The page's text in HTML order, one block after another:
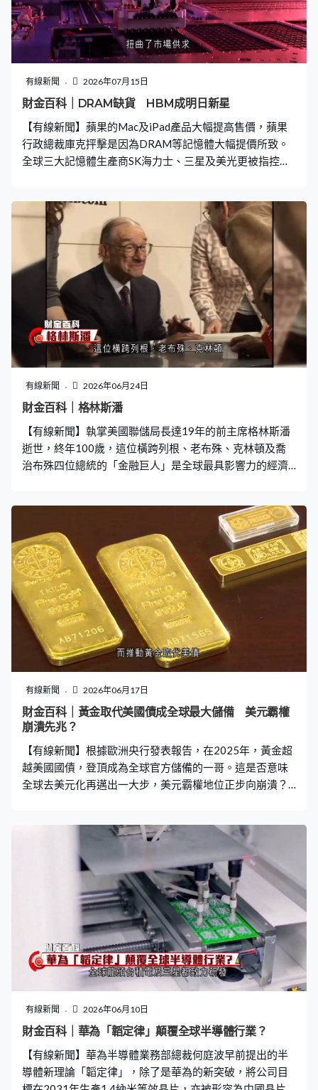
如何清減按揭抵押證券，避免推高按息，對樓市及美國家
庭造成衝擊。而斯坦是貨幣政策傳導機制與金融監管的專
家，曾任聯儲局理事的他應可在研究透過其他政策工具例
如逆回購、常設回購便利，減低縮表對市場資金流動性帶
來的影響。 至於印度央行前行長拉詹近年一直抨擊央行的
長期低息及QE政策，導致銀行過度依賴央行援助，相信他
會協助沃什重新界定銀行體系，合理充裕的準備金，強化
銀行防禦金融危機的能力。
有線新聞 2026年07月15日
財金百科｜DRAM缺貨 HBM成明日新星
【有線新聞】蘋果的Mac及iPad產品大幅提高售價，蘋果
行政總裁庫克抨擊是因為DRAM等記憶體大幅提價所致。
全球三大記憶體生產商SK海力士、三星及美光更被指控合
扭曲了市場供求。 其實三大晶片商已經將記憶體的發展，
由供應DRAM給予手機等傳統電子產品，轉向更高級用作
AI運算、毛利更高的高頻寬記憶體HBM。GPU等AI晶片運
算大舉提速，而儲存數據的記憶體，亦需要跟上配合，提
升存取速度，令HBM可望爆發式擴張。 目前HBM市場由
南韓的SK海力士、三星以及美國的美光、三足鼎立，壟斷
超過九成半市場。當中以SK海力士為領導者，據市場統
計，市佔率約50%至62%，不過論成長速度就以美光最
佳。 而下半年HBM發展將由HBM3逐步普及到量產
HBM4，業界分析今年HBM4的戰略布局，三星會進取擴
張，策略上在於搶占市場佔有率。而佔絕對領導地位的SK
海力士未必會盲目跟隨擴張，核心策略以改善毛利為優
先。至於美光的核心策略就以配合客戶需求，以客製化穩
定客源為主。市場估計今年全球HBM的銷售會大增約7
成，去到540
有線新聞 2026年06月24日
財金百科｜格林斯潘
【有線新聞】執掌美國聯儲局長達19年的前主席格林斯潘
逝世，終年100歲，這位橫跨列根、老布殊、克林頓及喬
治布殊四位總統的「金融巨人」是全球最具影響力的經濟
遇上「黑色星期一」大股災，當時道指單日大瀉超過
22%，危機下，格林斯潘果斷出手，宣布向市場保證釋放
流動性，透過買債、回購協議等方式穩定金融體系。股市
隨後急劇反彈，因而被冠以「大師」稱號。 他任內先後經
歷1997年亞洲金融危機、1998年俄羅斯債務違約、2000
年科網泡沫爆破及911恐怖襲擊等重大事件。這19年的救
市經驗，為聯儲局日後應對2008年金融海嘯及新冠疫情等
大規模的衝擊提供實戰藍圖。 市場對他的評價充滿爭議，
他的任內美國迎來史上最長一輪經濟擴張周期。然而，長
期維持超低利率，為美國樓市泡沫埋下炸彈，間接引致金
融海嘯，推動了「非理性亢奮」。他崇尚的「金融自由
化」和對衍生工具的放任監管，更被指是剝削了市場的防
禦機制。 無論功過如何，格林斯潘的百年人生已為金融史
有線新聞 2026年06月17日
財金百科｜黃金取代美國債成全球最大儲備 美元霸權
崩潰先兆？
【有線新聞】根據歐洲央行發表報告，在2025年，黃金超
越美國國債，登頂成為全球官方儲備的一哥。這是否意味
全球去美元化再邁出一大步，美元霸權地位正步向崩潰？
至22%。而推動黃金取代美債成為佔比重大的儲備資產，
本質上是金價飊升。回顧2025年，金價升超過6成，創出
自1979年以來最強勢的一年，表現跑贏環球大多數投資市
場。 不過以重量去衡量，全球央行吸納黃金量其實有所放
緩，全球央行在2025年總共淨買入約850噸黃金，規模較
2022年至2024年期間每年購買超過1,000噸為少，反映央
行吸金的積極性未有持續增強。 現時全球央行持有超過3.6
萬噸黃金，自2022年俄烏衝突以來，中國累計買入超過
350噸，波蘭、土耳其及印度都成為主要買家。不過歐央
行報告亦提出，黃金作為國家儲備的局限性與主要法定貨
幣相比，價格較為高度波動，亦未能帶來利息收益，實物
儲存及保險成本較高，供給靈活性亦較低，因此黃金要全
面取代美元資產仍存在結構性難度。
有線新聞 2026年06月10日
財金百科｜華為「韜定律」顛覆全球半導體行業？
【有線新聞】華為半導體業務部總裁何庭波早前提出的半
導體新理論「韜定律」，除了是華為的新突破，將公司目